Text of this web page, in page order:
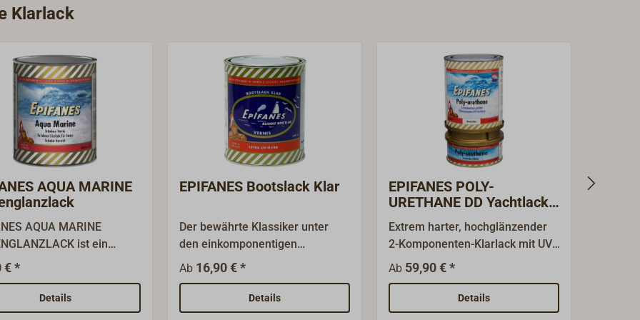
Klarlack
AQUA MARINE
AQUA MARINE
ist ein
seidenmatter
auf
Acrylharzbasis. Er
sich durch hohe
€ *
Details
EPIFANES Bootslack Klar
Der bewährte Klassiker unter
den einkomponentigen
Klarlacken: EPIFANES Bootslack.
Hochglänzend, einfach zu
verarbeiten und sehr langlebig.
Dieser lufttrocknende Lack auf
Ab 16,90 € *
Details
EPIFANES POLY-
URETHANE DD Yachtlack
klar
Extrem harter, hochglänzender
2-Komponenten-Klarlack mit UV-
Filter. EPIFANES POLY-
URETHANE KLARLACK eignet
sich für den Innen- und
Außenbereich oberhalb der
Ab 59,90 € *
Details